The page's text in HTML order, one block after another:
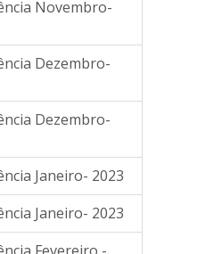
Novembro-
Dezembro-
Dezembro-
Janeiro- 2023
Janeiro- 2023